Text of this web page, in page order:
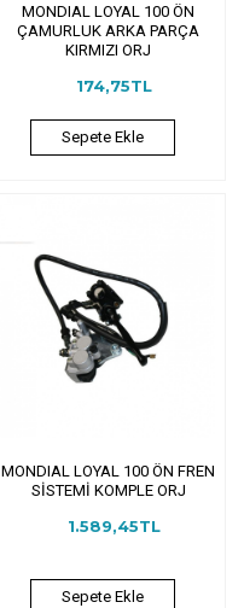
MONDIAL LOYAL 100 ÖN
ÇAMURLUK ARKA PARÇA
KIRMIZI ORJ
174,75TL
Sepete Ekle
MONDIAL LOYAL 100 ÖN FREN
SİSTEMİ KOMPLE ORJ
1.589,45TL
Sepete Ekle